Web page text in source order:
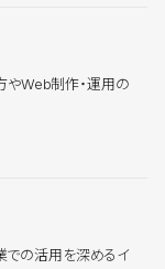
やWeb制作・運用の
での活用を深めるイ